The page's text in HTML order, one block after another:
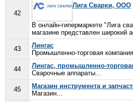
42
Лига Сварки, ООО
В онлайн-гипермаркете "Лига
магазине представлен широкий
43
Лингас
Промышленно-торговая
44
Лингас, промышленно-
Сварочные аппараты...
45
Магазин инструмента и
Магазин...